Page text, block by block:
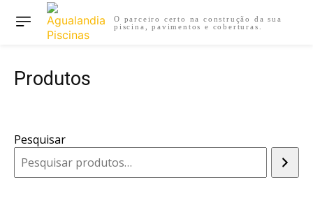
O parceiro certo na construção da sua
piscina, pavimentos e coberturas.
Produtos
Pesquisar